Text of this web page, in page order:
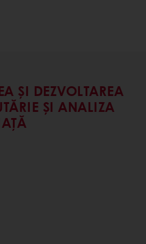
ȘI DEZVOLTAREA
ȘI ANALIZA